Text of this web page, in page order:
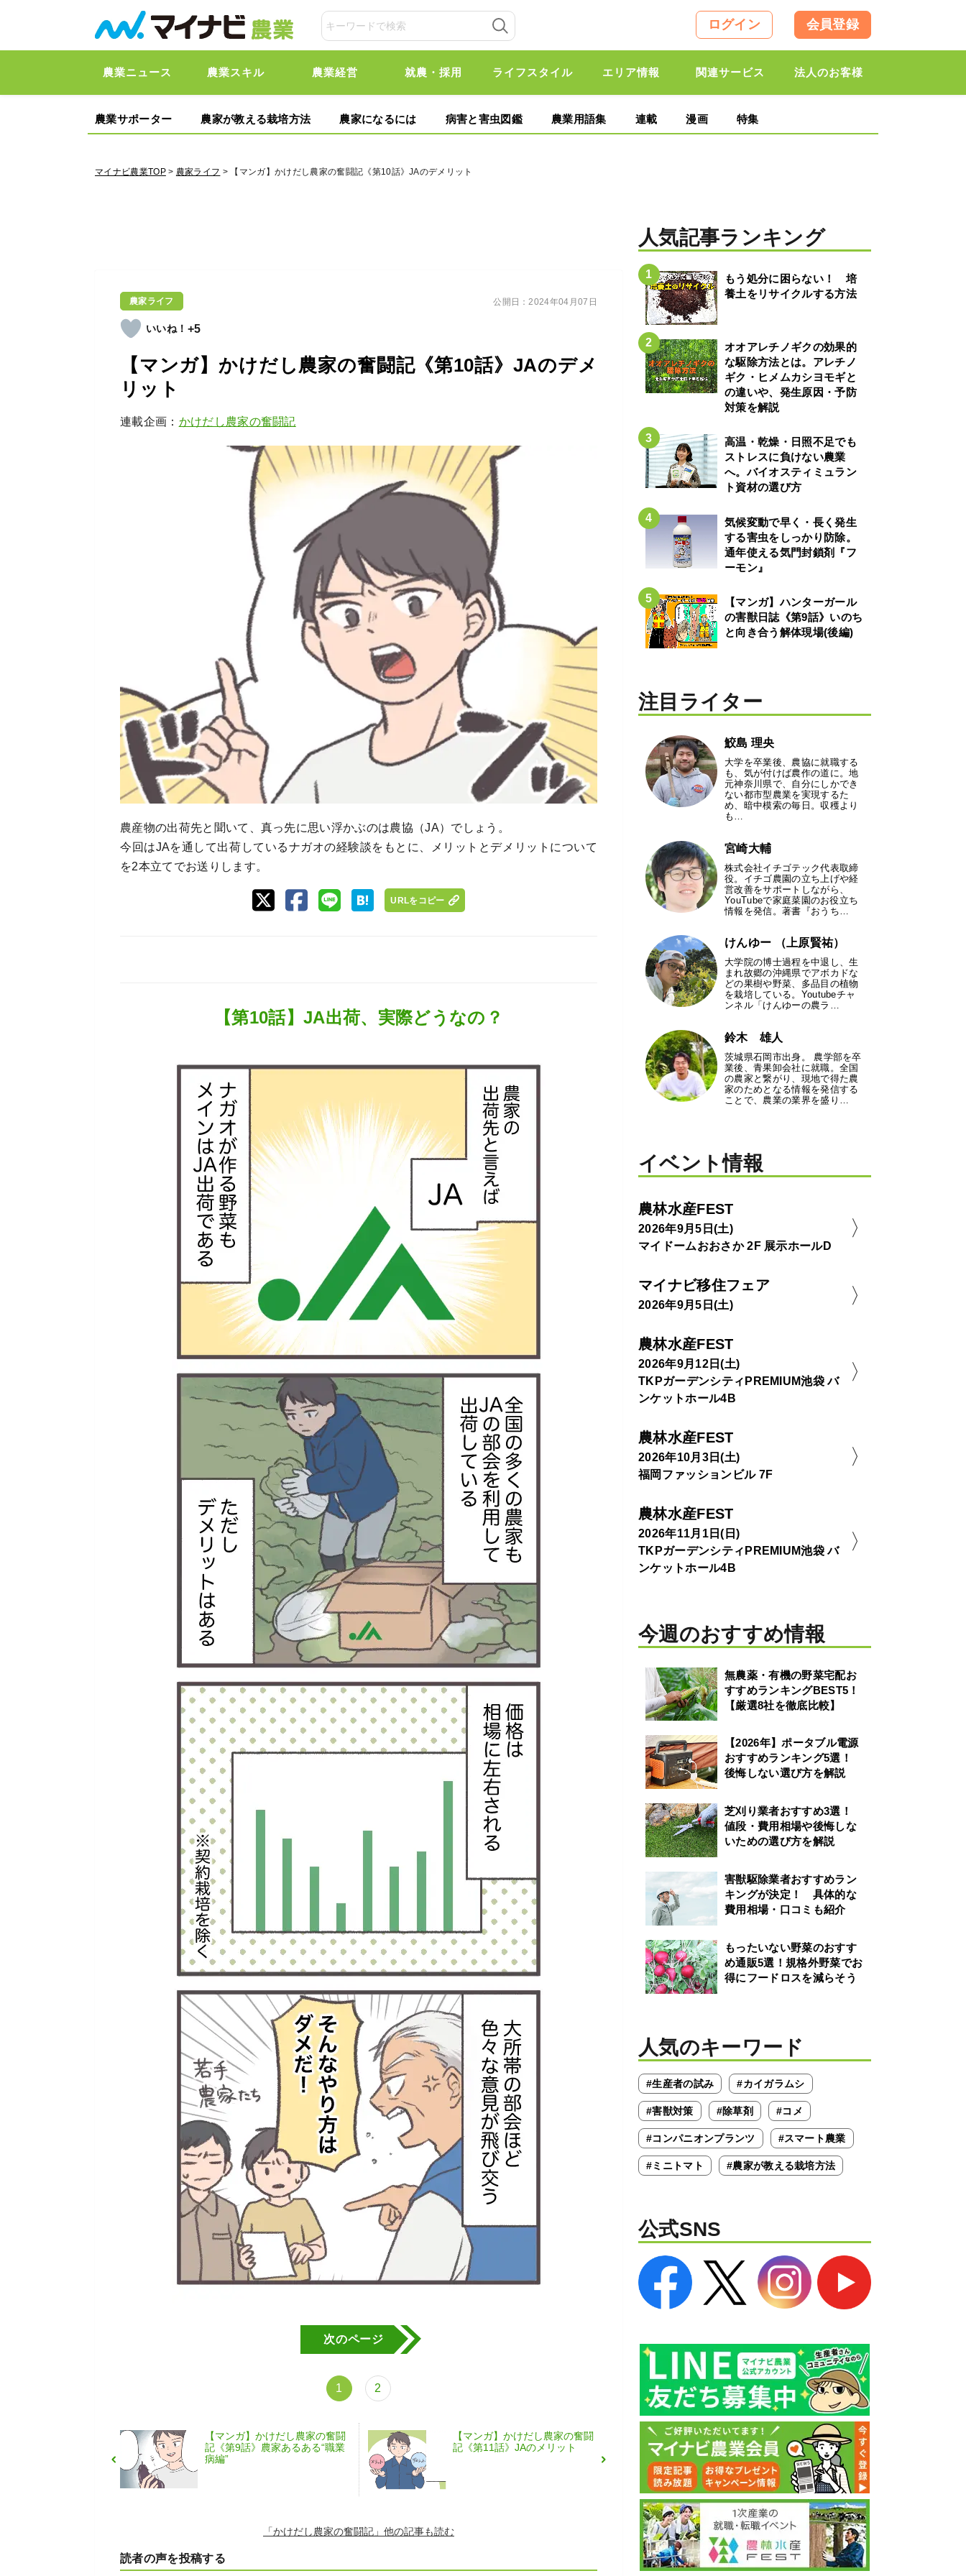
ログイン 会員登録
農業ニュース 農業スキル 農業経営 就農・採用 ライフスタイル エリア情報 関連サービス 法人のお客様
農業サポーター 農家が教える栽培方法 農家になるには 病害と害虫図鑑 農業用語集 連載 漫画 特集
マイナビ農業TOP> 農家ライフ > 【マンガ】かけだし農家の奮闘記《第10話》JAのデメリット
農家ライフ
+5
【マンガ】かけだし農家の奮闘記《第10話》JAのデメ
リット
連載企画： かけだし農家の奮闘記
公開日：2024年04月07日
農産物の出荷先と聞いて、真っ先に思い浮かぶのは農協（JA）でしょう。
今回はJAを通して出荷しているナガオの経験談をもとに、メリットとデメリットについて
を2本立てでお送りします。
URLをコピー
【第10話】JA出荷、実際どうなの？
次のページ
1 2
【マンガ】かけだし農家の奮闘
記《第9話》農家あるある“職業
病編”
【マンガ】かけだし農家の奮闘
記《第11話》JAのメリット
「かけだし農家の奮闘記」
読者の声を投稿する
人気記事ランキング
もう処分に困らない！ 培
養土をリサイクルする方法
オオアレチノギクの効果的
な駆除方法とは。アレチノ
ギク・ヒメムカシヨモギと
の違いや、発生原因・予防
対策を解説
高温・乾燥・日照不足でも
ストレスに負けない農業
へ。バイオスティミュラン
ト資材の選び方
気候変動で早く・長く発生
する害虫をしっかり防除。
通年使える気門封鎖剤『フ
ーモン』
【マンガ】ハンターガール
の害獣日誌《第9話》いのち
と向き合う解体現場(後編)
注目ライター
鮫島 理央
大学を卒業後、農協に就職する
も、気が付けば農作の道に。地
元神奈川県で、自分にしかでき
ない都市型農業を実現するた
め、暗中模索の毎日。収穫より
も…
宮崎大輔
株式会社イチゴテック代表取締
役。イチゴ農園の立ち上げや経
営改善をサポートしながら、
YouTubeで家庭菜園のお役立ち
情報を発信。著書『おうち…
けんゆー （上原賢祐）
大学院の博士過程を中退し、生
まれ故郷の沖縄県でアボカドな
どの果樹や野菜、多品目の植物
を栽培している。Youtubeチャ
ンネル「けんゆーの農ラ…
鈴木 雄人
茨城県石岡市出身。 農学部を卒
業後、青果卸会社に就職。全国
の農家と繋がり、現地で得た農
家のためとなる情報を発信する
ことで、農業の業界を盛り…
イベント情報
農林水産FEST
2026年9月5日(土)
マイドームおおさか 2F 展示ホールD
マイナビ移住フェア
2026年9月5日(土)
農林水産FEST
2026年9月12日(土)
TKPガーデンシティPREMIUM池袋 バ
ンケットホール4B
農林水産FEST
2026年10月3日(土)
福岡ファッションビル 7F
農林水産FEST
2026年11月1日(日)
TKPガーデンシティPREMIUM池袋 バ
ンケットホール4B
今週のおすすめ情報
無農薬・有機の野菜宅配お
すすめランキングBEST5！
【厳選8社を徹底比較】
【2026年】ポータブル電源
おすすめランキング5選！
後悔しない選び方を解説
芝刈り業者おすすめ3選！
値段・費用相場や後悔しな
いための選び方を解説
害獣駆除業者おすすめラン
キングが決定！ 具体的な
費用相場・口コミも紹介
もったいない野菜のおすす
め通販5選！規格外野菜でお
得にフードロスを減らそう
人気のキーワード
#生産者の試み #カイガラムシ
#害獣対策 #除草剤 #コメ
#コンパニオンプランツ #スマート農業
#ミニトマト #農家が教える栽培方法
公式SNS